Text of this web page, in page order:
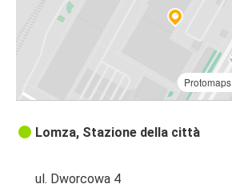
Protomaps
Lomza, Stazione della città
ul. Dworcowa 4